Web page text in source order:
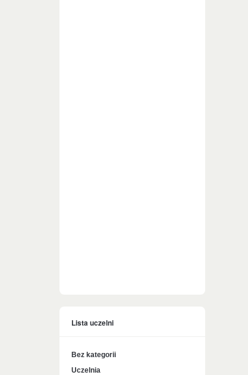
Lista uczelni
Bez kategorii
Uczelnia